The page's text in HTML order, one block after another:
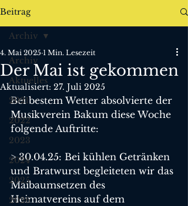
Beitrag
Archiv
Aktuelles
2021
2022
2023
2024
2025
2026
Archiv
Der Mai ist gekommen
4. Mai 2025 1 Min. Lesezeit
Aktualisiert: 27. Juli 2025
Bei bestem Wetter absolvierte der
Musikverein Bakum diese Woche
folgende Auftritte:
> 30.04.25: Bei kühlen Getränken
und Bratwurst begleiteten wir das
Maibaumsetzen des
Heimatvereins auf dem